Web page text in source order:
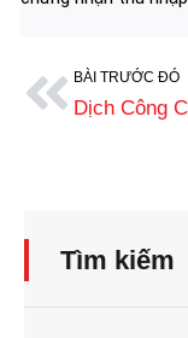
BÀI TRƯỚC ĐÓ
Tìm kiếm